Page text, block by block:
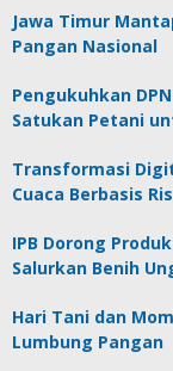
Jawa Timur
Pangan Nasional
Pengukuhkan
Satukan Petani
Transformasi
Cuaca Berbasis
IPB Dorong
Salurkan Benih
Hari Tani dan
Lumbung Pangan